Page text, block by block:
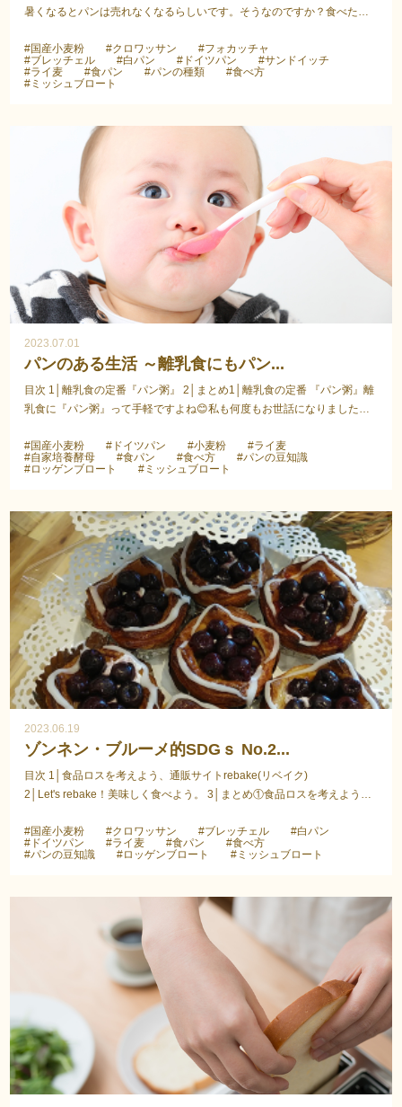
暑くなるとパンは売れなくなるらしいです。そうなのですか？食べたく
#国産小麦粉
#クロワッサン
#フォカッチャ
#ブレッチェル
#白パン #ドイツパン
#サンドイッチ
#ライ麦
#食パン #パンの種類
#食べ方
#ミッシュブロート
2023.07.01
パンのある生活 ～離乳食にもパン...
目次 1│離乳食の定番『パン粥』 2│まとめ1│離乳食の定番 『パン粥』離
乳食に『パン粥』って手軽ですよね😊私も何度もお世話になりました。
#国産小麦粉
#ドイツパン #小麦粉
#ライ麦
#自家培養酵母
#食パン #食べ方
#パンの豆知識
#ロッゲンブロート
#ミッシュブロート
2023.06.19
ゾンネン・ブルーメ的SDGｓ No.2...
目次 1│食品ロスを考えよう、通販サイトrebake(リベイク)
2│Let's rebake！美味しく食べよう。 3│まとめ①食品ロスを考えよう、
#国産小麦粉
#クロワッサン #ブレッチェル
#白パン
#ドイツパン
#ライ麦 #食パン
#食べ方
#パンの豆知識
#ロッゲンブロート #ミッシュブロート